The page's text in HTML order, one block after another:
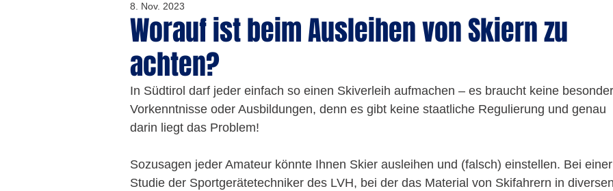
Worauf ist beim Ausleihen von Skiern zu
achten?
8. Nov. 2023
In Südtirol darf jeder einfach so einen Skiverleih aufmachen – es braucht keine
Vorkenntnisse oder Ausbildungen, denn es gibt keine staatliche Regulierung und genau
darin liegt das Problem!
Sozusagen jeder Amateur könnte Ihnen Skier ausleihen und (falsch) einstellen. Bei
Studie der Sportgerätetechniker des LVH, bei der das Material von Skifahrern in